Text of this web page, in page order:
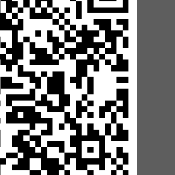
備實績